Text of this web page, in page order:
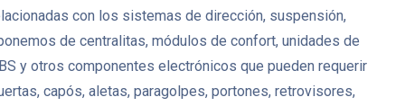
con los sistemas de dirección, suspensión,
de centralitas, módulos de confort, unidades de
y otros componentes electrónicos que pueden requerir
capós, aletas, paragolpes, portones, retrovisores,